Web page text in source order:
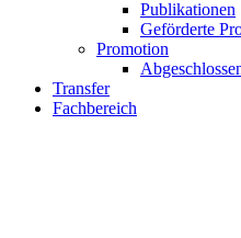
Publikationen
Geförderte
Promotion
Transfer
Fachbereich